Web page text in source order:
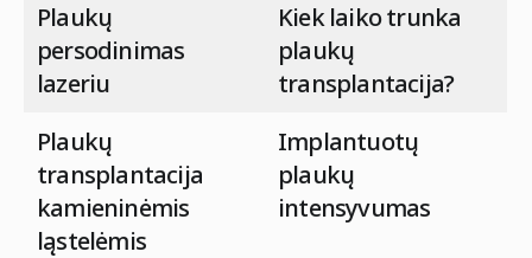
Plaukų
persodinimas
lazeriu
Kiek laiko trunka
plaukų
transplantacija?
Plaukų
transplantacija
kamieninėmis
ląstelėmis
Implantuotų
plaukų
intensyvumas